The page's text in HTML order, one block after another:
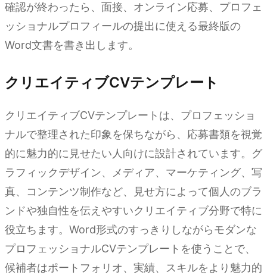
確認が終わったら、面接、オンライン応募、プロフェ
ッショナルプロフィールの提出に使える最終版の
Word文書を書き出します。
クリエイティブCVテンプレート
クリエイティブCVテンプレートは、プロフェッショ
ナルで整理された印象を保ちながら、応募書類を視覚
的に魅力的に見せたい人向けに設計されています。グ
ラフィックデザイン、メディア、マーケティング、写
真、コンテンツ制作など、見せ方によって個人のブラ
ンドや独自性を伝えやすいクリエイティブ分野で特に
役立ちます。Word形式のすっきりしながらモダンな
プロフェッショナルCVテンプレートを使うことで、
候補者はポートフォリオ、実績、スキルをより魅力的